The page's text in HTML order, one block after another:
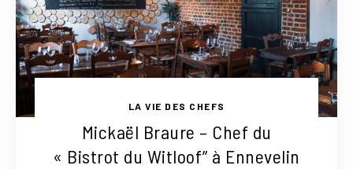
LA VIE DES CHEFS
Mickaël Braure – Chef du
« Bistrot du Witloof” à Ennevelin